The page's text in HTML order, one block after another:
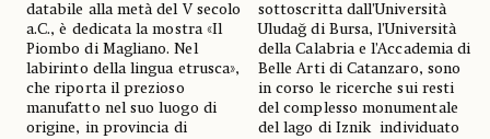
databile alla metà del V secolo
a.C., è dedicata la mostra «Il
Piombo di Magliano. Nel
labirinto della lingua etrusca»,
che riporta il prezioso
manufatto nel suo luogo di
origine, in provincia di
sottoscritta dall’Università
Uludağ di Bursa, l’Università
della Calabria e l’Accademia di
Belle Arti di Catanzaro, sono
in corso le ricerche sui resti
del complesso monumentale
del lago di Iznik individuato